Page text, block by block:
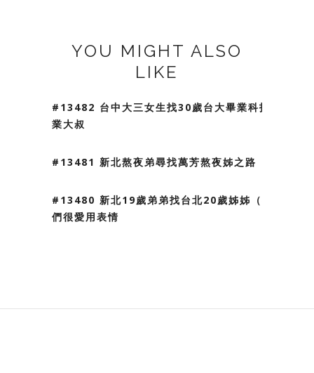
YOU MIGHT ALSO
LIKE
#13482 台中大三女生找30歲台大畢業科技
業大叔
#13481 新北熬夜弟尋找萬芳熬夜姊之路
#13480 新北19歲弟弟找台北20歲姊姊（我
們很愛用表情